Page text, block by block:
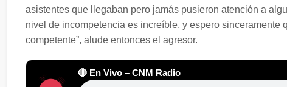
asistentes que llegaban pero jamás pusieron atención a
nivel de incompetencia es increíble, y espero
competente”, alude entonces el agresor.
🔴 En Vivo – CNM Radio